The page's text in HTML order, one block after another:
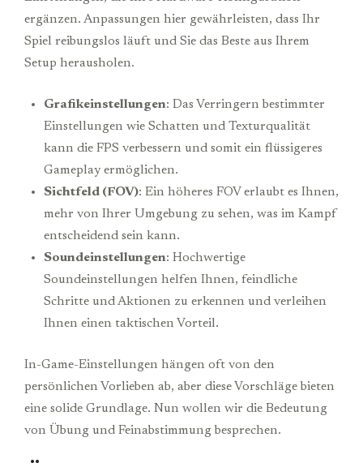
ergänzen. Anpassungen hier gewährleisten, dass Ihr
Spiel reibungslos läuft und Sie das Beste aus Ihrem
Setup herausholen.
Grafikeinstellungen: Das Verringern bestimmter
Einstellungen wie Schatten und Texturqualität
kann die FPS verbessern und somit ein flüssigeres
Gameplay ermöglichen.
Sichtfeld (FOV): Ein höheres FOV erlaubt es Ihnen,
mehr von Ihrer Umgebung zu sehen, was im Kampf
entscheidend sein kann.
Soundeinstellungen: Hochwertige
Soundeinstellungen helfen Ihnen, feindliche
Schritte und Aktionen zu erkennen und verleihen
Ihnen einen taktischen Vorteil.
In-Game-Einstellungen hängen oft von den
persönlichen Vorlieben ab, aber diese Vorschläge bieten
eine solide Grundlage. Nun wollen wir die Bedeutung
von Übung und Feinabstimmung besprechen.